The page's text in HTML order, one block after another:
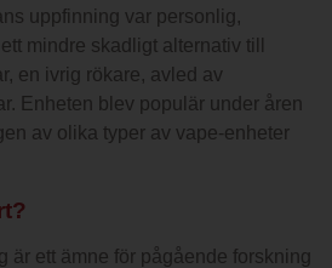
uppfinning var personlig,
mindre skadligt alternativ till
en ivrig rökare, avled av
Enheten blev populär under åren
av olika typer av vape-enheter
är ett ämne för pågående forskning